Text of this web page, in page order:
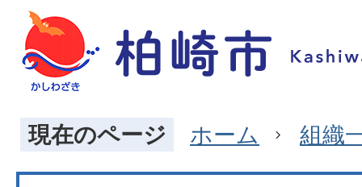
現在のページ ホーム 組織